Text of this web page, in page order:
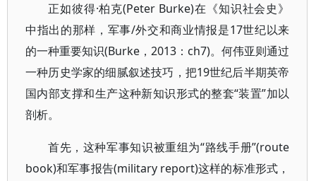
正如彼得·柏克(Peter Burke)在《知识社会史》
中指出的那样，军事/外交和商业情报是17世纪以来
的一种重要知识(Burke，2013：ch7)。何伟亚则通过
一种历史学家的细腻叙述技巧，把19世纪后半期英帝
国内部支撑和生产这种新知识形式的整套“装置”加以
剖析。
首先，这种军事知识被重组为“路线手册”(route
book)和军事报告(military report)这样的标准形式，